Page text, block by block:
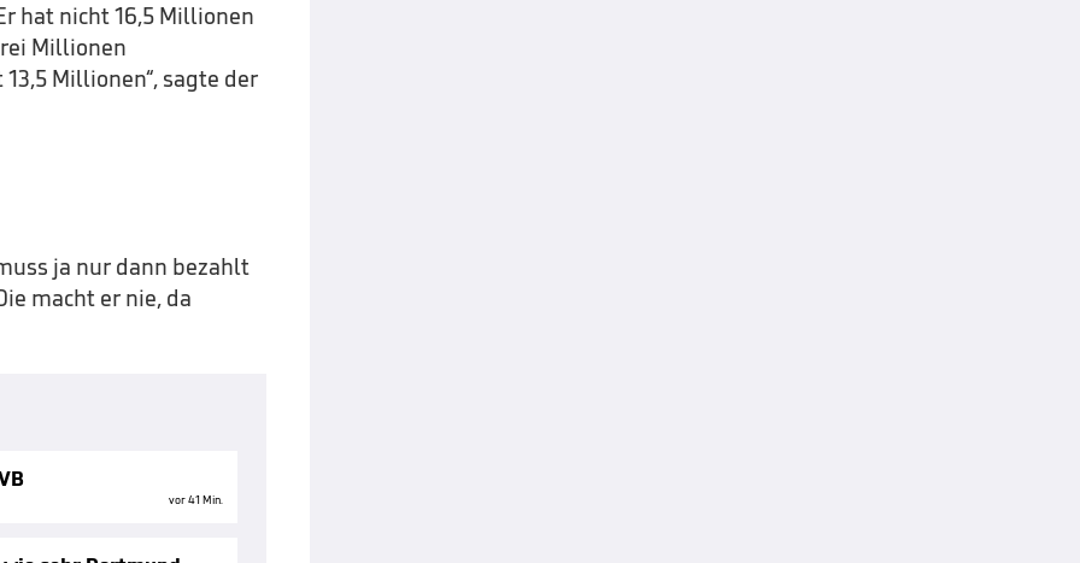
hat nicht 16,5 Millionen
Millionen
Millionen“, sagte der
ja nur dann bezahlt
macht er nie, da
vor 41 Min.